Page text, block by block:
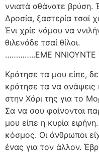
ννιατά αθάνατε βρύση.
Δροσία, ξαστερία τσαί
Ένι χρίε νάμου να
θιλενάδε τσαί θίλοι.
…………..ΕΜΕ ΝΝΙΟΥΝΤΕ
Κράτησε τα μου είπε,
κράτησε τα να
στην Χάρι της για το
Σα να σου φαίνονται
μου είπε η κυρία
κόσμος. Οι άνθρωποι
ένας για τον άλλον.